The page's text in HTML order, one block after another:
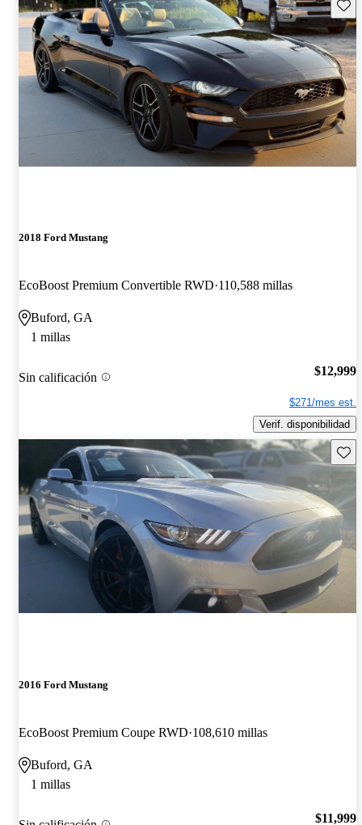
2018 Ford Mustang
EcoBoost Premium Convertible RWD 110,588 millas
Buford, GA
1 millas
Sin calificación $12,999
$271/mes est.
Verif. disponibilidad
2016 Ford Mustang
EcoBoost Premium Coupe RWD 108,610 millas
Buford, GA
1 millas
$11,999